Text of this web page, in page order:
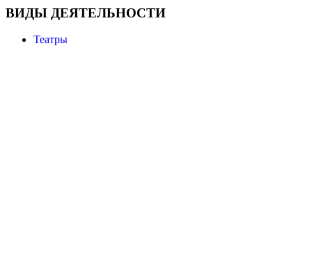
ВИДЫ ДЕЯТЕЛЬНОСТИ
Театры